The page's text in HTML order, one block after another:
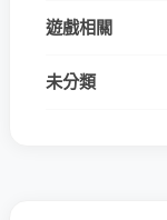
遊戲相關
未分類